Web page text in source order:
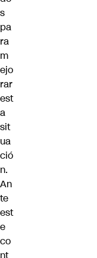
s
pa
ra
m
ejo
rar
est
a
sit
ua
ció
n.
An
te
est
e
co